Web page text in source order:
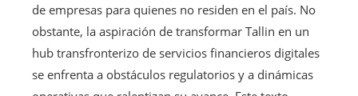
de empresas para quienes no residen en el país. No
obstante, la aspiración de transformar Tallin en un
hub transfronterizo de servicios financieros digitales
se enfrenta a obstáculos regulatorios y a dinámicas